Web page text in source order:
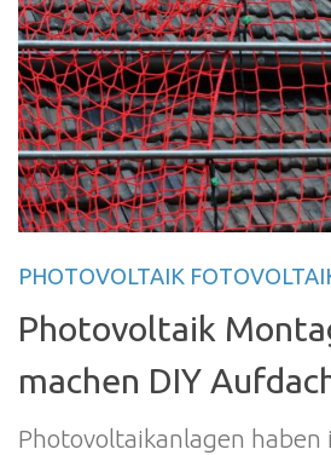
PHOTOVOLTAIK
Photovoltaik
machen DIY
Photovoltaikanlagen haben